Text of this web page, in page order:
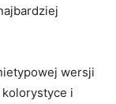
wersji
i